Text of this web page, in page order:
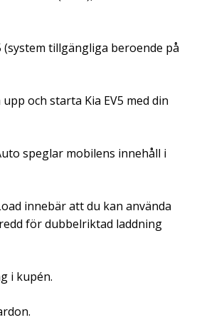
(system tillgängliga beroende på
och starta Kia EV5 med din
speglar mobilens innehåll i
innebär att du kan använda
för dubbelriktad laddning
i kupén.